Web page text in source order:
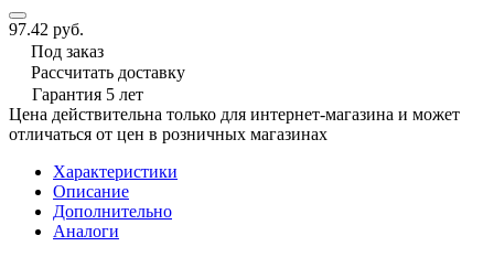
97.42 руб.
Под заказ
Рассчитать доставку
Гарантия 5 лет
Цена действительна только для интернет-магазина и может
отличаться от цен в розничных магазинах
Характеристики
Описание
Дополнительно
Аналоги